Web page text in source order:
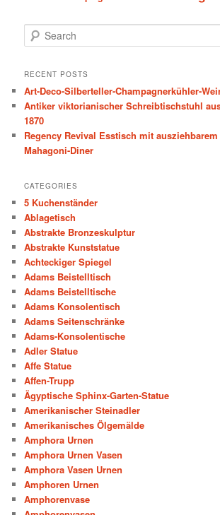
e
r
h
RECENT POSTS
Art-Deco-Silberteller-Champagnerkühler-
Antiker viktorianischer Schreibtischstuhl
1870
Regency Revival Esstisch mit
Mahagoni-Diner
CATEGORIES
5 Kuchenständer
Ablagetisch
Abstrakte Bronzeskulptur
Abstrakte Kunststatue
Achteckiger Spiegel
Adams Beistelltisch
Adams Beistelltische
Adams Konsolentisch
Adams Seitenschränke
Adams-Konsolentische
Adler Statue
Affe Statue
Affen-Trupp
Ägyptische Sphinx-Garten-Statue
Amerikanischer Steinadler
Amerikanisches Ölgemälde
Amphora Urnen
Amphora Urnen Vasen
Amphora Vasen Urnen
Amphoren Urnen
Amphorenvase